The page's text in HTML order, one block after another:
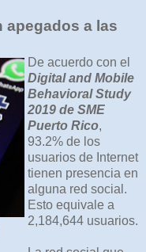
a las
De acuerdo con el
Digital and Mobile
Behavioral Study
2019 de SME
Puerto Rico,
93.2% de los
usuarios de Internet
tienen presencia en
alguna red social.
Esto equivale a
2,184,644 usuarios.